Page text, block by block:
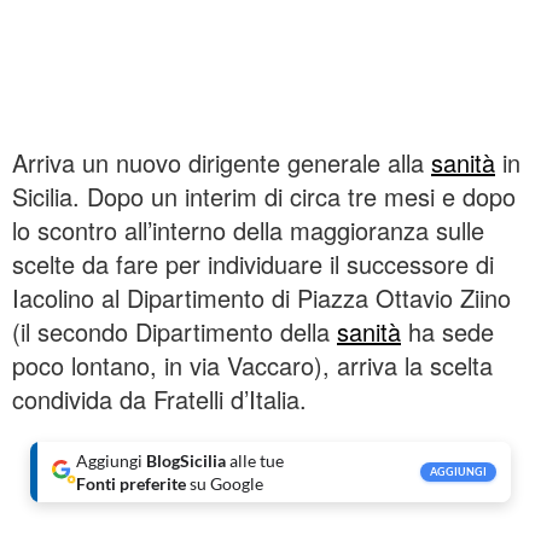
Arriva un nuovo dirigente generale alla sanità in
Sicilia. Dopo un interim di circa tre mesi e dopo
lo scontro all’interno della maggioranza sulle
scelte da fare per individuare il successore di
Iacolino al Dipartimento di Piazza Ottavio Ziino
(il secondo Dipartimento della sanità ha sede
poco lontano, in via Vaccaro), arriva la scelta
condivida da Fratelli d’Italia.
Aggiungi BlogSiciliaalle tue
Fonti preferitesu Google
AGGIUNGI